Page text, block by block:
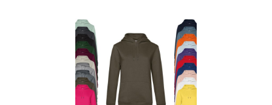
Nr.: WW04WHersteller: The Cotton Group SA Drève Richelle 161
Waterloo Office Park Building O, box 5 1410 Waterloo Belgien E-
Mail: info@bc-collection.eu